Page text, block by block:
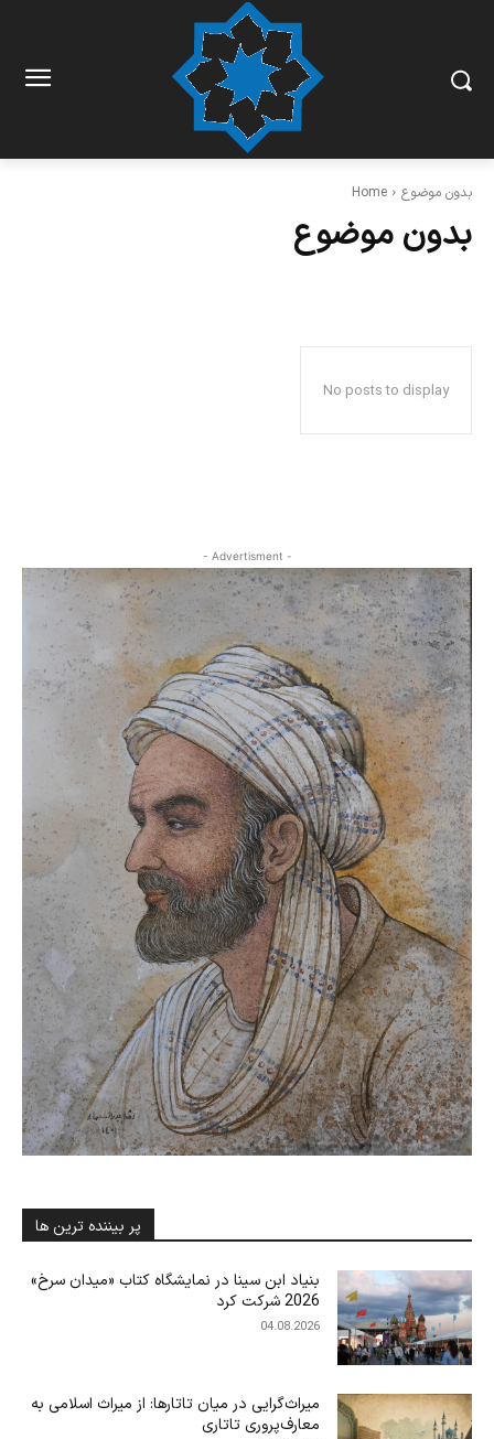
Home بدون موضوع
بدون موضوع
No posts to display
- Advertisment -
پر بیننده ترین ها
بنیاد ابن‌ سینا در نمایشگاه کتاب «میدان سرخ»
2026 شرکت کرد
04.08.2026
میراث‌گرایی در میان تاتارها: از میراث اسلامی به
معارف‌پروری تاتاری